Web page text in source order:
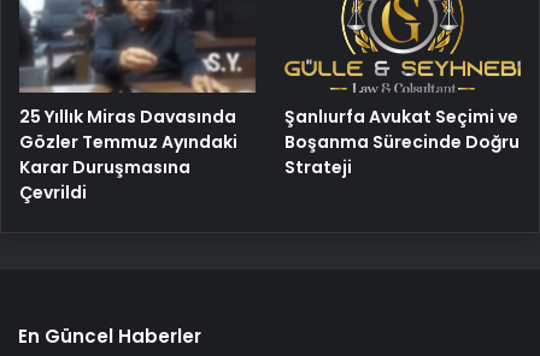
25 Yıllık Miras Davasında
Gözler Temmuz Ayındaki
Karar Duruşmasına
Çevrildi
Şanlıurfa Avukat Seçimi ve
Boşanma Sürecinde Doğru
Strateji
En Güncel Haberler